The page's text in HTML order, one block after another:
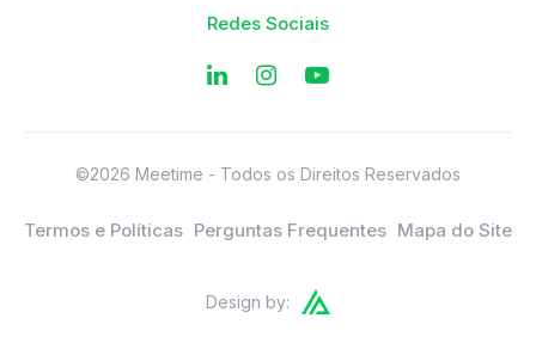
Redes Sociais
©2026 Meetime - Todos os Direitos Reservados
Termos e Políticas Perguntas Frequentes Mapa do Site
Design by: